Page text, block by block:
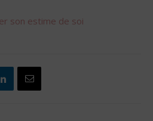
son estime de soi